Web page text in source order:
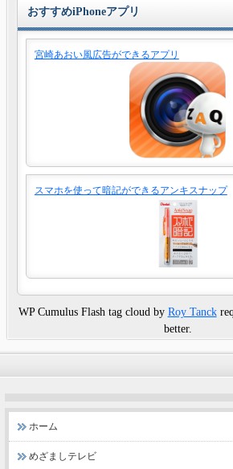
おすすめiPhoneアプリ
宮崎あおい風広告ができるアプリ
スマホを使って暗記ができるアンキスナップ
WP Cumulus Flash tag cloud by Roy Tanck
better.
ホーム
めざましテレビ